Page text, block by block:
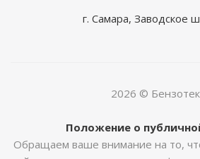
г. Самара, Заводское
2026 ©
Положение о
Обращаем ваше внимание на то,